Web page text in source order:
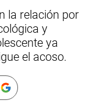
la relación por
y
ya
el acoso.